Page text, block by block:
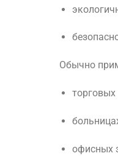
Обычно
торговых
офисных